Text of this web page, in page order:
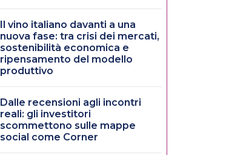
Il vino italiano davanti a una
nuova fase: tra crisi dei mercati,
sostenibilità economica e
ripensamento del modello
produttivo
Dalle recensioni agli incontri
reali: gli investitori
scommettono sulle mappe
social come Corner